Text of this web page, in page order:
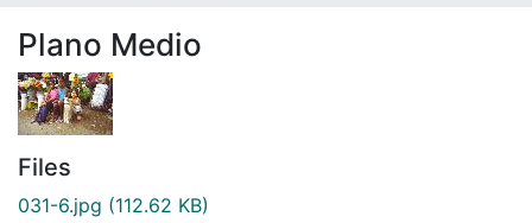
Plano Medio
Files
031-6.jpg (112.62 KB)